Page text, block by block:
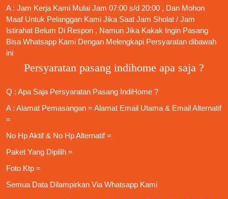
A : Jam Kerja Kami Mulai Jam 07:00 s/d 20:00 , Dan Mohon
Maaf Untuk Pelanggan Kami Jika Saat Jam Sholat / Jam
Istirahat Belum Di Respon , Namun Jika Kakak Ingin Pasang
Bisa Whatsapp Kami Dengan Melengkapi Persyaratan dibawah
ini
Persyaratan pasang indihome apa saja ?
Q : Apa Saja Persyaratan Pasang IndiHome ?
A : Alamat Pemasangan = Alamat Email Utama & Email Alternatif
=
No Hp Aktif & No Hp Alternatif =
Paket Yang Dipilih =
Foto Ktp =
Semua Data Dilampirkan Via Whatsapp Kami